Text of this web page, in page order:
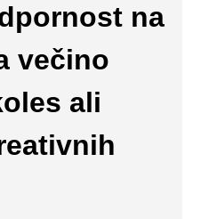
na
večino
ali